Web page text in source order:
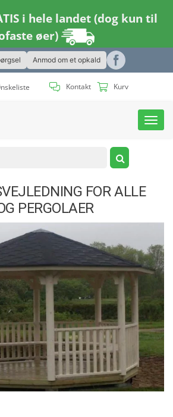
i hele landet (dog kun til
øer)
Anmod om et opkald
Kontakt Kurv
FOR ALLE
PERGOLAER